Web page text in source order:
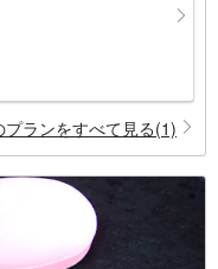
プランをすべて見る(1)